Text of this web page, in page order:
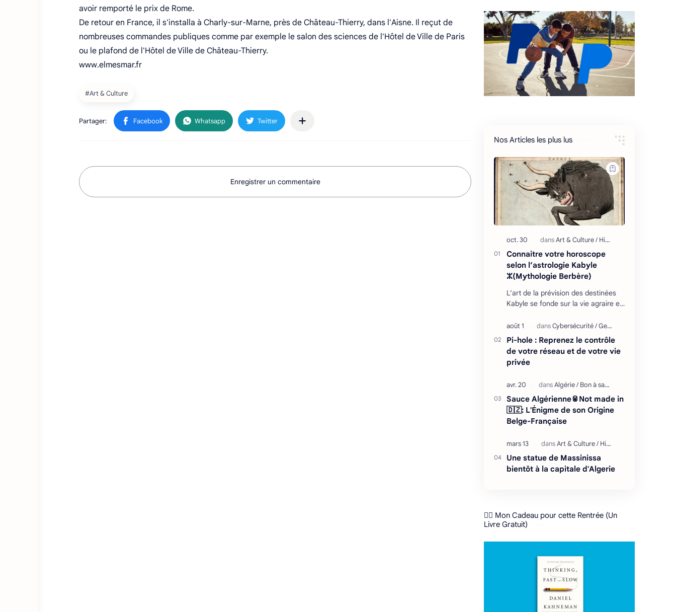
avoir remporté le prix de Rome.
De retour en France, il s'installa à Charly-sur-Marne, près de Château-Thierry, dans l'Aisne. Il reçut de
nombreuses commandes publiques comme par exemple le salon des sciences de l'Hôtel de Ville de Paris
ou le plafond de l'Hôtel de Ville de Château-Thierry.
www.elmesmar.fr
Enregistrer un commentaire
Nos Articles les plus lus
Connaitre votre horoscope
selon l’astrologie Kabyle
ⵣ(Mythologie Berbère)
L’art de la prévision des destinées
Kabyle se fonde sur la vie agraire et
avec son environnement : retour
cycliq…
Pi-hole : Reprenez le contrôle
de votre réseau et de votre vie
privée
Sauce Algérienne🥫Not made in
🇩🇿: L'Énigme de son Origine
Belge-Française
Une statue de Massinissa
bientôt à la capitale d'Algerie
❤️‍🔥 Mon Cadeau pour cette Rentrée (Un
Livre Gratuit)